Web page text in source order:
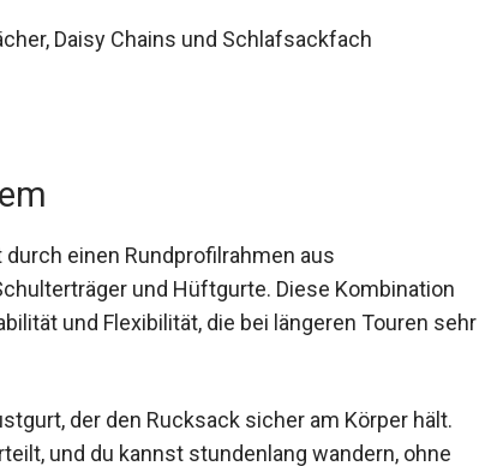
Daisy Chains und Schlafsackfach
einen Rundprofilrahmen aus
und Hüftgurte. Diese Kombination
und Flexibilität, die bei längeren Touren
der den Rucksack sicher am Körper hält.
und du kannst stundenlang wandern, ohne